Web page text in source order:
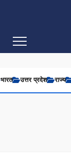
भारत उत्तर प्रदेश राज्य